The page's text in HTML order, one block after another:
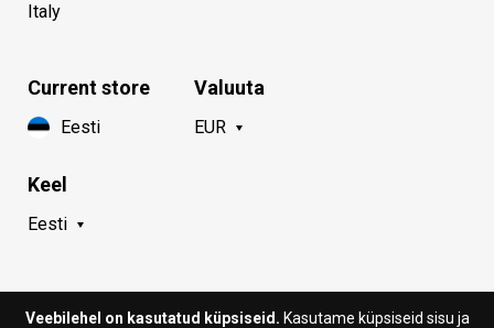
Italy
Current store
Eesti
Keel
Eesti
Valuuta
EUR
Veebilehel on kasutatud küpsiseid. Kasutame küpsiseid sisu ja